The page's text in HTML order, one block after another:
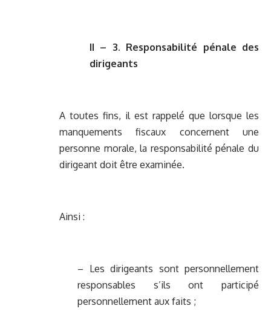
II – 3. Responsabilité pénale des
dirigeants
A toutes fins, il est rappelé que lorsque les
manquements fiscaux concernent une
personne morale, la responsabilité pénale du
dirigeant doit être examinée.
Ainsi :
– Les dirigeants sont personnellement
responsables s’ils ont participé
personnellement aux faits ;